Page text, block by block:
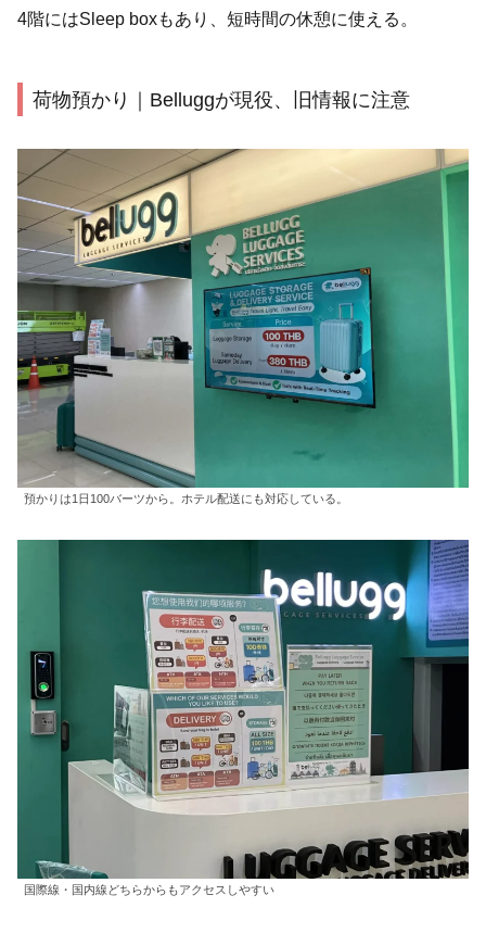
4階にはSleep boxもあり、短時間の休憩に使える。
荷物預かり｜Belluggが現役、旧情報に注意
預かりは1日100バーツから。ホテル配送にも対応している。
国際線・国内線どちらからもアクセスしやすい